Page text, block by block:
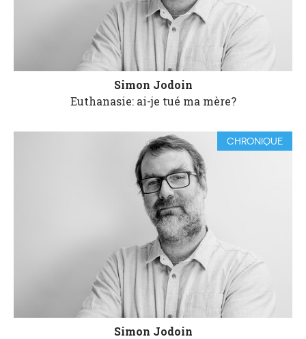
Simon Jodoin
Euthanasie: ai-je tué ma mère?
CHRONIQUE
Simon Jodoin